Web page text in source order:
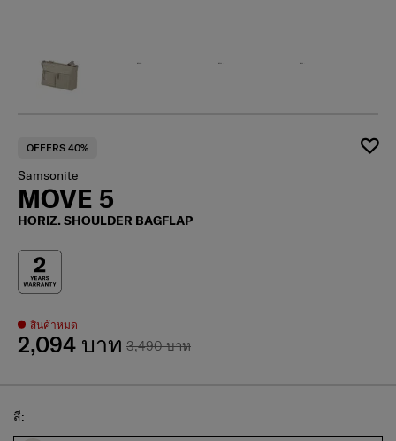
OFFERS 40%
Samsonite
MOVE 5
HORIZ. SHOULDER BAGFLAP
สินค้าหมด
3,490 บาท
2,094 บาท
Select
สี: